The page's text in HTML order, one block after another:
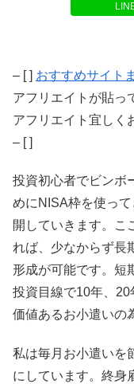
– [ ] おすすめサイト
アフリエイトが貼っ
アフリエイト宜しく
– [ ]
投資初心者でビンボ
めにNISA枠を使っ
開していきます。こ
れば、少なからず長
形成が可能です。短
投資目線で10年、
価値あるお小遣いの
私は毎月お小遣いを
にしています。終身